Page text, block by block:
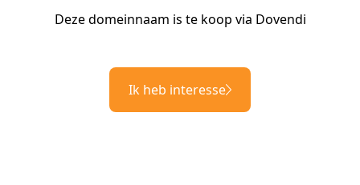
Deze domeinnaam is te koop via Dovendi
Ik heb interesse